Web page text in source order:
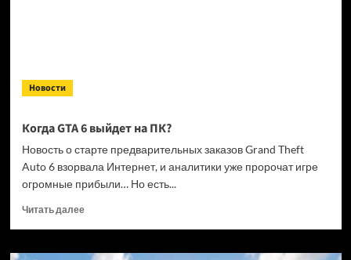
Новости
Когда GTA 6 выйдет на ПК?
Новость о старте предварительных заказов Grand Theft
Auto 6 взорвала Интернет, и аналитики уже пророчат игре
огромные прибыли… Но есть...
Читать далееПрочитать
Когда